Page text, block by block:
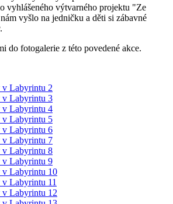
vyhlášeného výtvarného projektu "Ze
vyšlo na jedničku a děti si zábavné
do fotogalerie z této povedené akce.